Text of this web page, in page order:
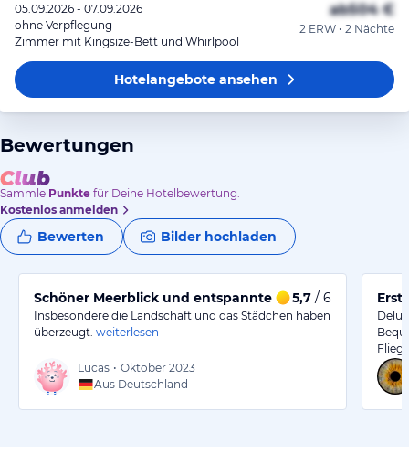
05.09.2026 - 07.09.2026
ohne Verpflegung
Zimmer mit Kingsize-Bett und Whirlpool
ab504 €
2 ERW • 2 Nächte
Hotelangeboteansehen
Bewertungen
Sammle Punkte für Deine Hotelbewertung.
Kostenlos anmelden
Bewerten Bilder hochladen
Schöner Meerblick und entspannte Atmosphäre
5,7 / 6
Insbesondere die Landschaft und das Städchen haben
überzeugt. weiterlesen
Lucas • Oktober 2023
Aus Deutschland